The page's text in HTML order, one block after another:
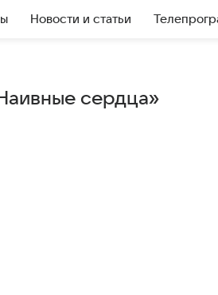
Новости и статьи
сердца»